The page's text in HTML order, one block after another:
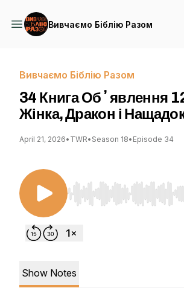
Вивчаємо Біблію Разом
Вивчаємо Біблію Разом
34 Книга Обʼявлення
Жінка, Дракон і
April 21, 2026• TWR• Season 18• Episode 34
Use Left/Right to seek,
Show Notes